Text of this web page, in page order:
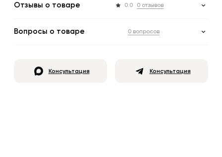
Отзывы о товаре 0.0 0 отзывов
Вопросы о товаре 0 вопросов
Консультация Консультация